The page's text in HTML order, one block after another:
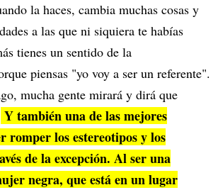
la haces, cambia muchas cosas y
a las que ni siquiera te habías
tienes un sentido de la
piensas "yo voy a ser un referente".
mucha gente mirará y dirá que
Y también una de las mejores
romper los estereotipos y los
de la excepción. Al ser una
negra, que está en un lugar